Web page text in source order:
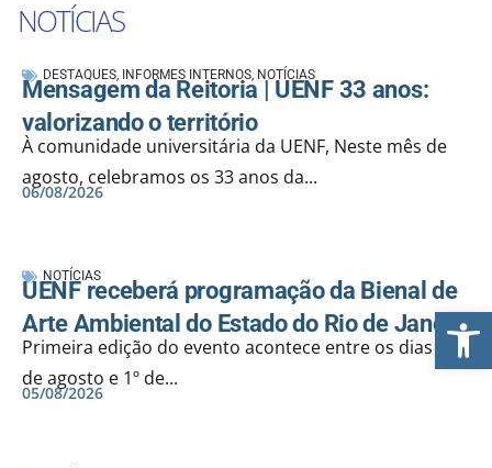
NOTÍCIAS
DESTAQUES, INFORMES INTERNOS, NOTÍCIAS
Mensagem da Reitoria | UENF 33 anos:
valorizando o território
À comunidade universitária da UENF, Neste mês de
agosto, celebramos os 33 anos da...
06/08/2026
NOTÍCIAS
UENF receberá programação da Bienal de
Arte Ambiental do Estado do Rio de Janeiro
Primeira edição do evento acontece entre os dias 26
de agosto e 1º de...
05/08/2026